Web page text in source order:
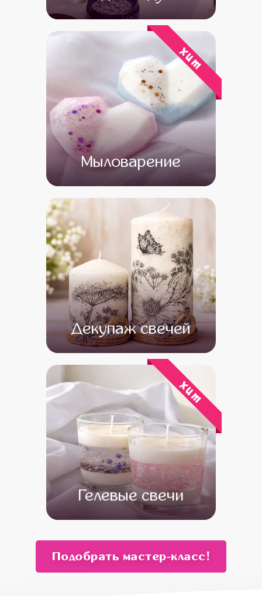
от 15 500 от 13 500
Мыловарение
от 13 500 от 11 500
хит
Декупаж свечей
от 14 500 от 12 500
Гелевые свечи
хит
Подобрать мастер‑класс!